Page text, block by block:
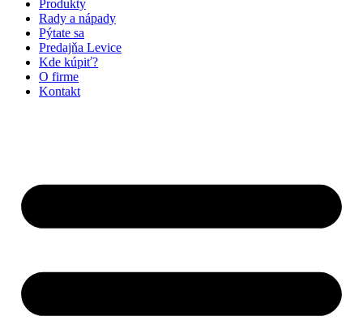
Produkty
Rady a nápady
Pýtate sa
Predajňa Levice
Kde kúpiť?
O firme
Kontakt